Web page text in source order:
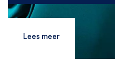
Lees meer